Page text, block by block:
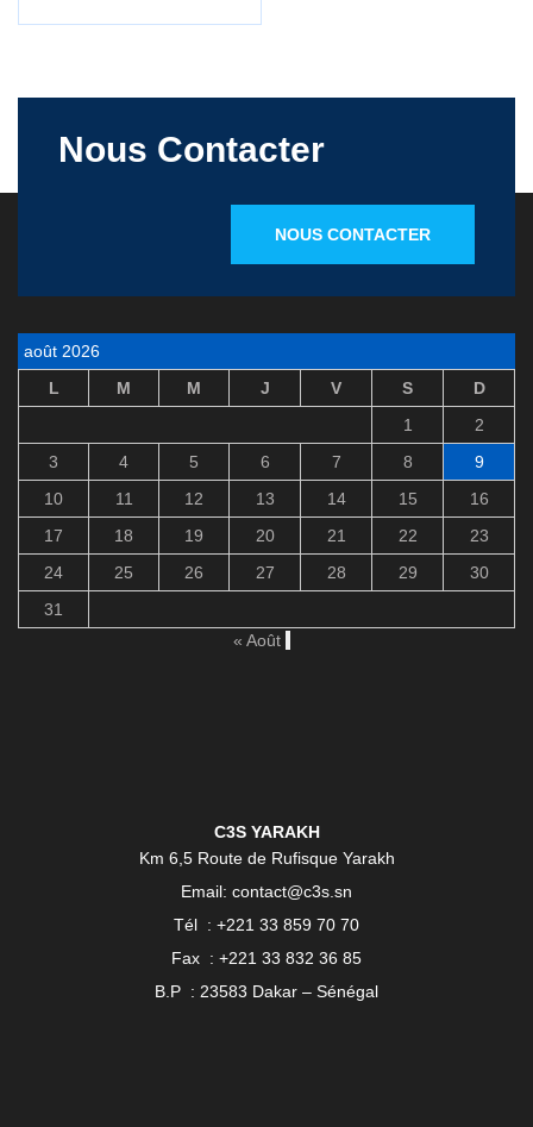
Nous Contacter
NOUS CONTACTER
août 2026
L
M M J V S
D
1
2
3
4 5 6 7 8
9
10
11 12 13 14 15
16
17
18 19 20 21 22
23
24
25 26 27 28 29
30
31
« Août
C3S YARAKH
Km 6,5 Route de Rufisque Yarakh
Email: contact@c3s.sn
Tél : +221 33 859 70 70
Fax : +221 33 832 36 85
B.P : 23583 Dakar – Sénégal